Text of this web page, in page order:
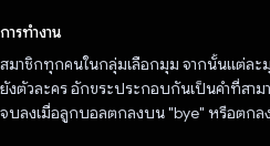
การทำงาน
สมาชิกทุกคนในกลุ่มเลือกมุม จากนั้นแต่ละ
ยังตัวละคร อักขระประกอบกันเป็นคำที่สาม
จบลงเมื่อลูกบอลตกลงบน "bye" หรือตกล